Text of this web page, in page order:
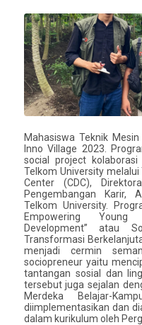
Mahasiswa Teknik
Inno Village 2023.
social project
Telkom University
Center (CDC),
Pengembangan Karir,
Telkom University.
Empowering
Development” atau
Transformasi
menjadi cermin
sociopreneur yaitu
tantangan sosial dan
tersebut juga sejalan
Merdeka Belajar-
diimplementasikan dan
dalam kurikulum oleh